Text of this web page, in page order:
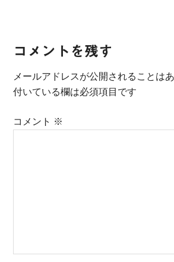
Reader
Interactions
コメントを残す
メールアドレスが公開されることはあ
付いている欄は必須項目です
コメント ※